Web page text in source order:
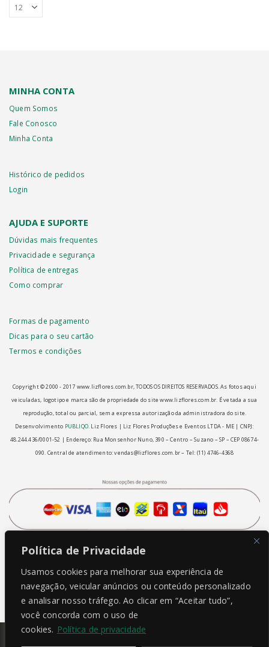
Política de Privacidade
Usamos cookies para melhorar sua experiência de
navegação, veicular anúncios ou conteúdo personalizado
e analisar nosso tráfego. Ao clicar em “Aceitar tudo”,
você concorda com o uso de
cookies. Política de privacidade
MINHA CONTA
Quem Somos
Fale Conosco
Minha Conta
Histórico de pedidos
Login
AJUDA E SUPORTE
Dúvidas mais frequentes
Privacidade e segurança
Política de entregas
Como comprar
Formas de pagamento
Dicas para o seu cartão
Termos e condições
Copyright © 2000 - ­2017 www.lizflores.com.br, TODOS OS DIREITOS RESERVADOS. As fotos aqui
veiculadas, logotipo e marca são de propriedade do site www.lizflores.com.br. É vetada a sua
reprodução, total ou parcial, sem a expressa autorização da administradora do site.
Desenvolvimento PUBLIQO. Liz Flores | Liz Flores Produções e Eventos LTDA - ME | CNPJ:
48.244.436/0001-52 | Endereço: Rua Monsenhor Nuno, 390 – Centro – Suzano – SP – CEP 08674-
090. Central de atendimento: vendas@lizflores.com.br – Tel: (11) 4746-4368